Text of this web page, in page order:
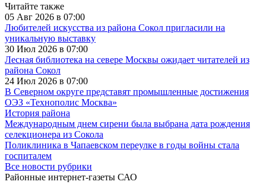
Читайте также
05 Авг 2026 в 07:00
Любителей искусства из района Сокол пригласили на
уникальную выставку
30 Июл 2026 в 07:00
Лесная библиотека на севере Москвы ожидает читателей из
района Сокол
24 Июл 2026 в 07:00
В Северном округе представят промышленные достижения
ОЭЗ «Технополис Москва»
История района
Международным днем сирени была выбрана дата рождения
селекционера из Сокола
Поликлиника в Чапаевском переулке в годы войны стала
госпиталем
Все новости рубрики
Районные интернет-газеты САО